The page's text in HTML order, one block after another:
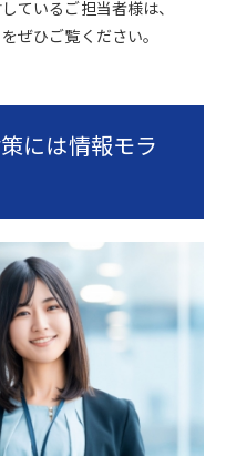
ているご担当者様は、
ぜひご覧ください。
には情報モラ